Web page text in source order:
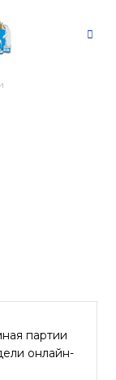
партии
онлайн-